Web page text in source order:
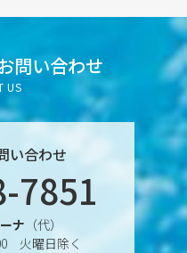
問い合わせ
US
い合わせ
7851
ナ （代）
火曜日除く